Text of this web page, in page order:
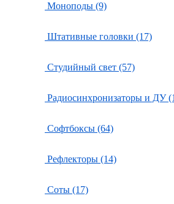
Моноподы (9)
Штативные головки (17)
Студийный свет (57)
Радиосинхронизаторы и ДУ
Софтбоксы (64)
Рефлекторы (14)
Соты (17)